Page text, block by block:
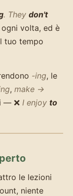
. They don't
volta, ed è
tuo tempo
-ing, le
, make →
— ❌ I enjoy to
le lezioni
niente